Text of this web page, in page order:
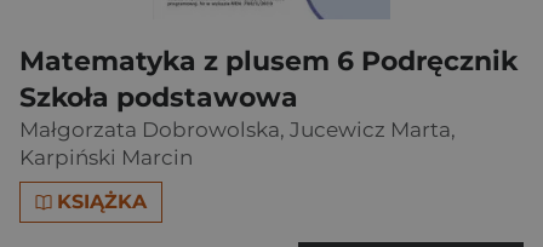
Matematyka z plusem 6 Podręcznik
Szkoła podstawowa
Małgorzata Dobrowolska, Jucewicz Marta,
Karpiński Marcin
KSIĄŻKA